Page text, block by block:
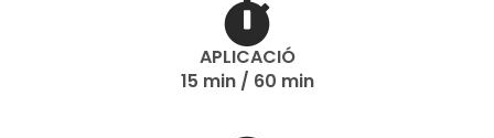
APLICACIÓ
15 min / 60 min